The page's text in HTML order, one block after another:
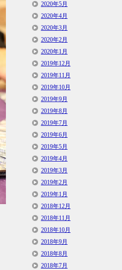
2020年5月
2020年4月
2020年3月
2020年2月
2020年1月
2019年12月
2019年11月
2019年10月
2019年9月
2019年8月
2019年7月
2019年6月
2019年5月
2019年4月
2019年3月
2019年2月
2019年1月
2018年12月
2018年11月
2018年10月
2018年9月
2018年8月
2018年7月